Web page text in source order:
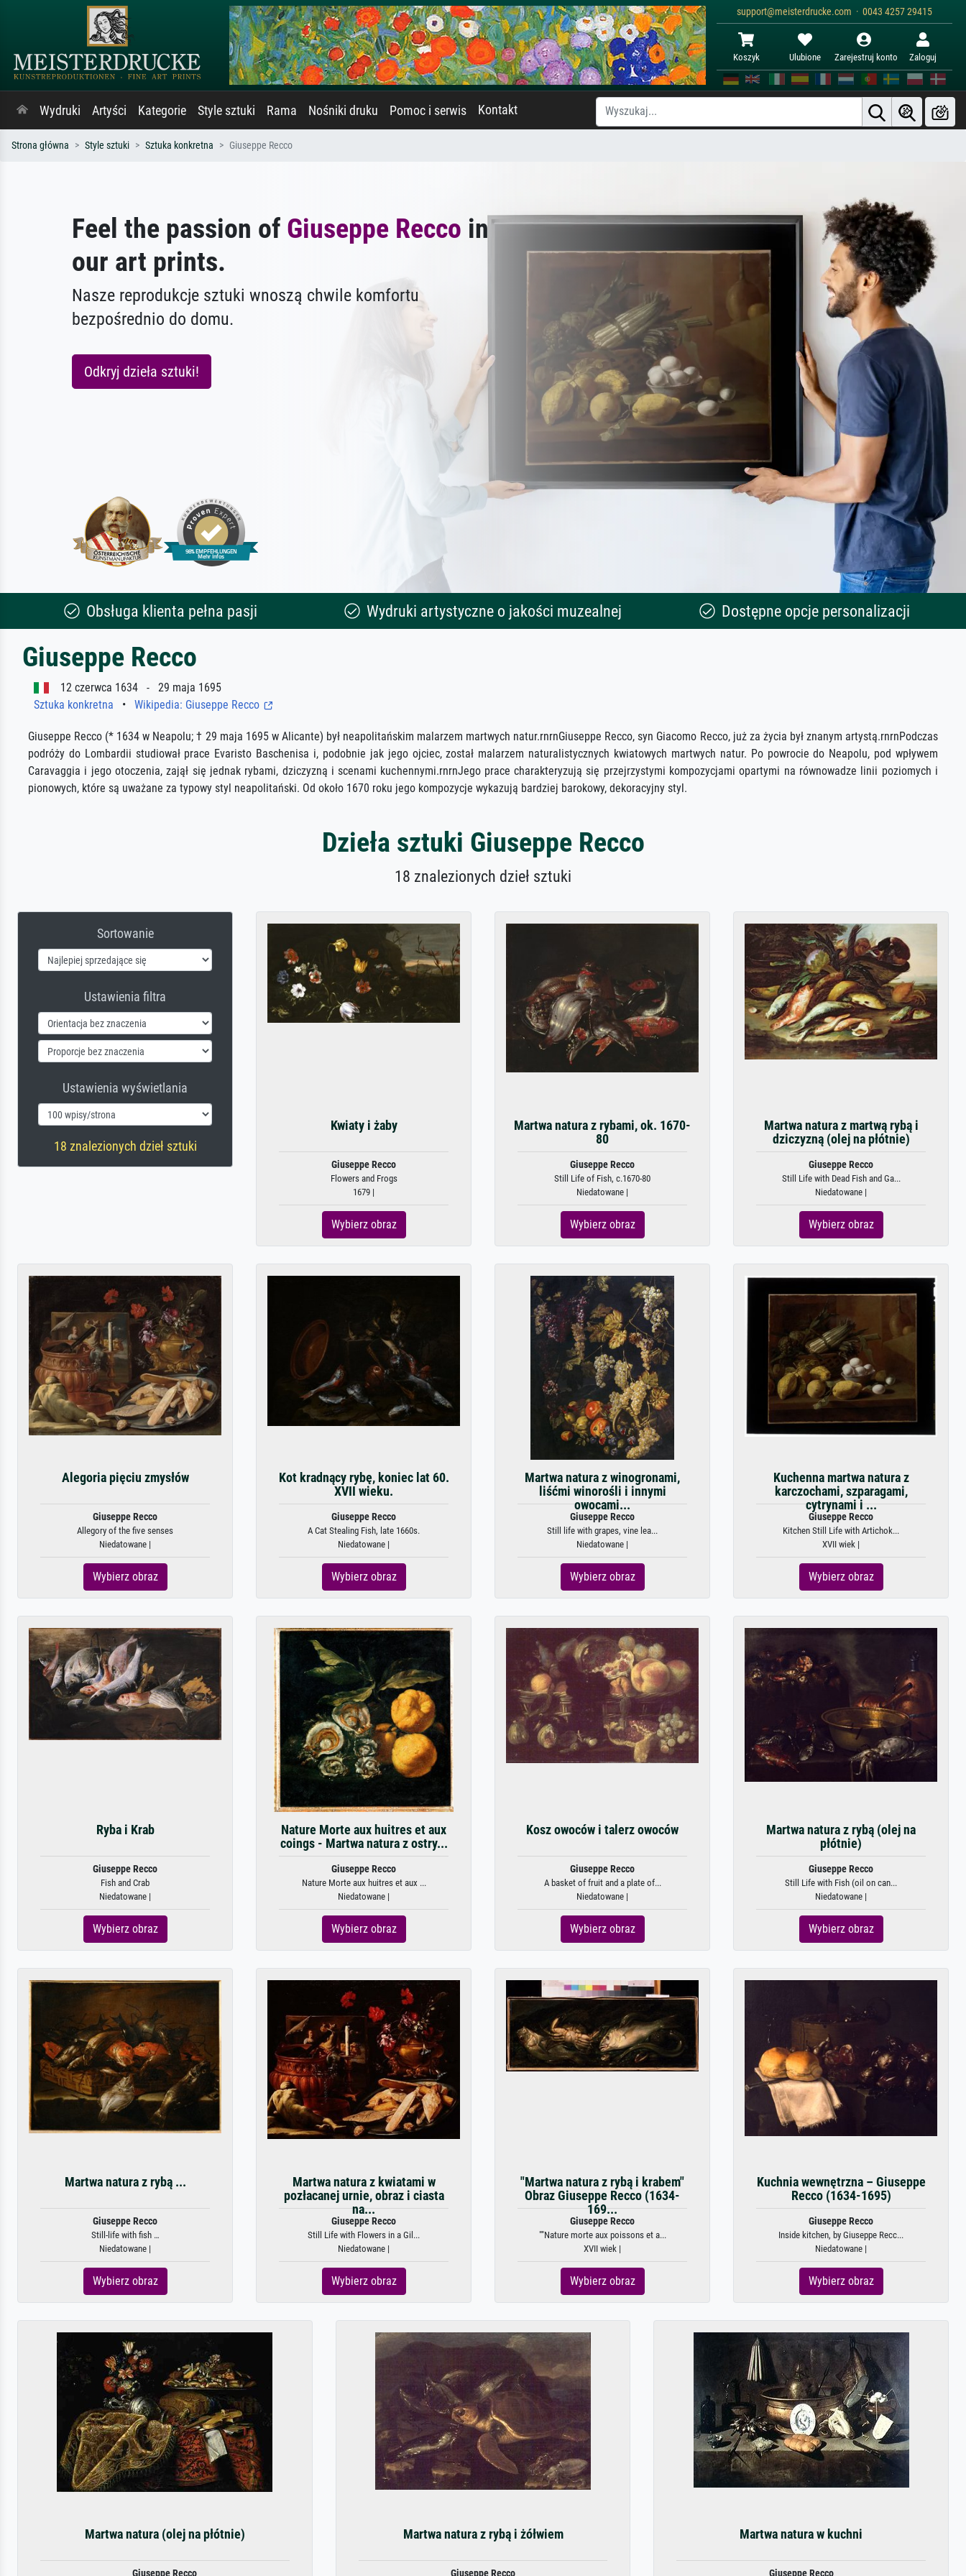
support@meisterdrucke.com · 0043 4257 29415
Koszyk Ulubione Zarejestruj konto Zaloguj
Wydruki Artyści Kategorie Style sztuki Rama Nośniki druku Pomoc i serwis Kontakt
Strona główna Style sztuki Sztuka konkretna Giuseppe Recco
Feel the passion of Giuseppe Recco in
our art prints.
Nasze reprodukcje sztuki wnoszą chwile komfortu
bezpośrednio do domu.
Odkryj dzieła sztuki!
Obsługa klienta pełna pasji Wydruki artystyczne o jakości muzealnej Dostępne opcje personalizacji
Giuseppe Recco
12 czerwca 1634 - 29 maja 1695
Sztuka konkretna • Wikipedia: Giuseppe Recco
Giuseppe Recco (* 1634 w Neapolu; † 29 maja 1695 w Alicante) był neapolitańskim malarzem martwych natur.rnrnGiuseppe Recco, syn Giacomo Recco, już za życia był znanym artystą.rnrnPodczas
podróży do Lombardii studiował prace Evaristo Baschenisa i, podobnie jak jego ojciec, został malarzem naturalistycznych kwiatowych martwych natur. Po powrocie do Neapolu, pod wpływem
Caravaggia i jego otoczenia, zajął się jednak rybami, dziczyzną i scenami kuchennymi.rnrnJego prace charakteryzują się przejrzystymi kompozycjami opartymi na równowadze linii poziomych i
pionowych, które są uważane za typowy styl neapolitański. Od około 1670 roku jego kompozycje wykazują bardziej barokowy, dekoracyjny styl.
Dzieła sztuki Giuseppe Recco
18 znalezionych dzieł sztuki
Sortowanie
Ustawienia filtra
Ustawienia wyświetlania
18 znalezionych dzieł sztuki
Kwiaty i żaby
Giuseppe Recco
Flowers and Frogs
1679 |
Wybierz obraz
Martwa natura z rybami, ok. 1670-
80
Giuseppe Recco
Still Life of Fish, c.1670-80
Niedatowane |
Wybierz obraz
Martwa natura z martwą rybą i
dziczyzną (olej na płótnie)
Giuseppe Recco
Still Life with Dead Fish and Ga...
Niedatowane |
Wybierz obraz
Alegoria pięciu zmysłów
Giuseppe Recco
Allegory of the five senses
Niedatowane |
Wybierz obraz
Kot kradnący rybę, koniec lat 60.
XVII wieku.
Giuseppe Recco
A Cat Stealing Fish, late 1660s.
Niedatowane |
Wybierz obraz
Martwa natura z winogronami,
liśćmi winorośli i innymi
owocami...
Giuseppe Recco
Still life with grapes, vine lea...
Niedatowane |
Wybierz obraz
Kuchenna martwa natura z
karczochami, szparagami,
cytrynami i ...
Giuseppe Recco
Kitchen Still Life with Artichok...
XVII wiek |
Wybierz obraz
Ryba i Krab
Giuseppe Recco
Fish and Crab
Niedatowane |
Wybierz obraz
Nature Morte aux huitres et aux
coings - Martwa natura z ostry...
Giuseppe Recco
Nature Morte aux huitres et aux ...
Niedatowane |
Wybierz obraz
Kosz owoców i talerz owoców
Giuseppe Recco
A basket of fruit and a plate of...
Niedatowane |
Wybierz obraz
Martwa natura z rybą (olej na
płótnie)
Giuseppe Recco
Still Life with Fish (oil on can...
Niedatowane |
Wybierz obraz
Martwa natura z rybą ...
Giuseppe Recco
Still-life with fish …
Niedatowane |
Wybierz obraz
Martwa natura z kwiatami w
pozłacanej urnie, obraz i ciasta
na...
Giuseppe Recco
Still Life with Flowers in a Gil...
Niedatowane |
Wybierz obraz
"Martwa natura z rybą i krabem"
Obraz Giuseppe Recco (1634-
169...
Giuseppe Recco
""Nature morte aux poissons et a...
XVII wiek |
Wybierz obraz
Kuchnia wewnętrzna – Giuseppe
Recco (1634-1695)
Giuseppe Recco
Inside kitchen, by Giuseppe Recc...
Niedatowane |
Wybierz obraz
Martwa natura (olej na płótnie)
Giuseppe Recco
Martwa natura z rybą i żółwiem
Giuseppe Recco
Martwa natura w kuchni
Giuseppe Recco